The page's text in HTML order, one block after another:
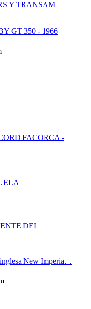
Y TRANSAM
GT 350 - 1966
FACORCA -
DEL
New Imperia…